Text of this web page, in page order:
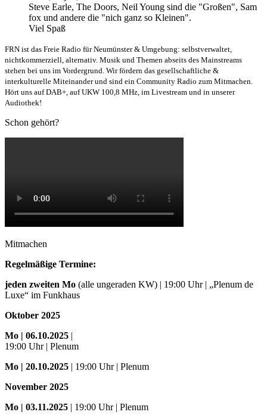
Steve Earle, The Doors, Neil Young sind die "Großen", Sam
fox und andere die "nich ganz so Kleinen".
Viel Spaß
FRN ist das Freie Radio für Neumünster & Umgebung: selbstverwaltet,
nichtkommerziell, alternativ. Musik und Themen abseits des Mainstreams
stehen bei uns im Vordergrund. Wir fördern das gesellschaftliche &
interkulturelle Miteinander und sind ein Community Radio zum Mitmachen.
Hört uns auf DAB+, auf UKW 100,8 MHz, im Livestream und in unserer
Audiothek!
Schon gehört?
Mitmachen
Regelmäßige Termine:
jeden zweiten Mo (alle ungeraden KW) | 19:00 Uhr | „Plenum de
Luxe“ im Funkhaus
Oktober 2025
Mo | 06.10.2025 |
19:00 Uhr | Plenum
Mo | 20.10.2025 | 19:00 Uhr | Plenum
November 2025
Mo | 03.11.2025 | 19:00 Uhr | Plenum